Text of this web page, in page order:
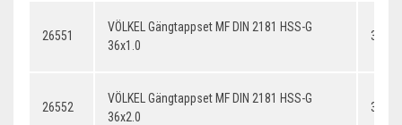
26551
VÖLKEL Gängtappset MF DIN 2181 HSS-G
36x1.0
26552
VÖLKEL Gängtappset MF DIN 2181 HSS-G
36x2.0